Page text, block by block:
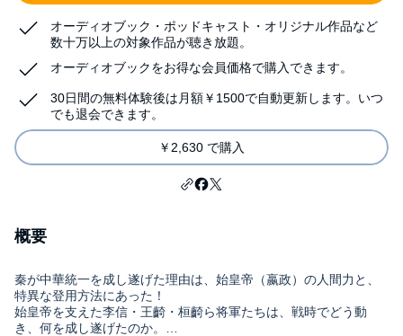
オーディオブック・ポッドキャスト・オリジナル作品など
数十万以上の対象作品が聴き放題。
オーディオブックをお得な会員価格で購入できます。
30日間の無料体験後は月額￥1500で自動更新します。いつ
でも退会できます。
￥2,630 で購入
概要
秦が中華統一を成し遂げた理由は、始皇帝（嬴政）の人間力と、
特異な登用方法にあった！
始皇帝を支えた李信・王齮・桓齮ら将軍たちは、戦時でどう動
き、何を成し遂げたのか。